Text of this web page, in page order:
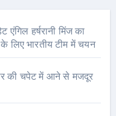
हर्षरानी मिंज का
लिए भारतीय टीम में चयन
की चपेट में आने से मजदूर